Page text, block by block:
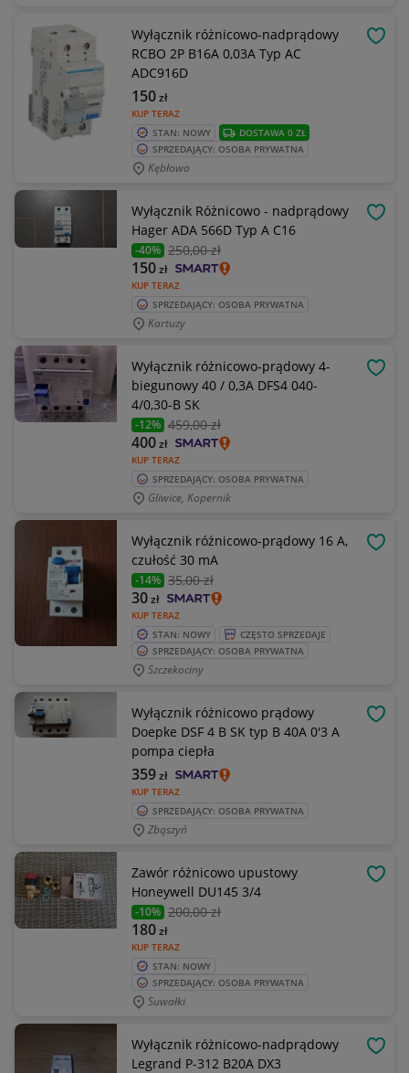
Wyłącznik różnicowo-nadprądowy
RCBO 2P B16A 0,03A Typ AC
ADC916D
KUP TERAZ
150zł
STAN: NOWY
DOSTAWA 0 ZŁ
SPRZEDAJĄCY: OSOBA PRYWATNA
Kębłowo
Wyłącznik Różnicowo - nadprądowy
Hager ADA 566D Typ A C16
-40% 250,00 zł
KUP TERAZ
150zł
SPRZEDAJĄCY: OSOBA PRYWATNA
Kartuzy
Wyłącznik różnicowo-prądowy 4-
biegunowy 40 / 0,3A DFS4 040-
4/0,30-B SK
-12% 459,00 zł
KUP TERAZ
400zł
SPRZEDAJĄCY: OSOBA PRYWATNA
Gliwice, Kopernik
Wyłącznik różnicowo-prądowy 16 A,
czułość 30 mA
-14% 35,00 zł
KUP TERAZ
30zł
STAN: NOWY
CZĘSTO SPRZEDAJE
SPRZEDAJĄCY: OSOBA PRYWATNA
Szczekociny
Wyłącznik różnicowo prądowy
Doepke DSF 4 B SK typ B 40A 0'3 A
pompa ciepła
KUP TERAZ
359zł
SPRZEDAJĄCY: OSOBA PRYWATNA
Zbąszyń
Zawór różnicowo upustowy
Honeywell DU145 3/4
-10% 200,00 zł
KUP TERAZ
180zł
STAN: NOWY
SPRZEDAJĄCY: OSOBA PRYWATNA
Suwałki
Wyłącznik różnicowo-nadprądowy
Legrand P-312 B20A DX3